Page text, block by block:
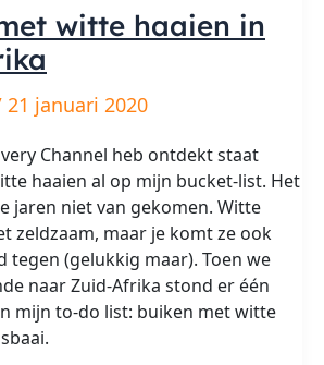
witte haaien in
21 januari 2020
Channel heb ontdekt staat
haaien al op mijn bucket-list. Het
jaren niet van gekomen. Witte
zeldzaam, maar je komt ze ook
tegen (gelukkig maar). Toen we
naar Zuid-Afrika stond er één
mijn to-do list: buiken met witte